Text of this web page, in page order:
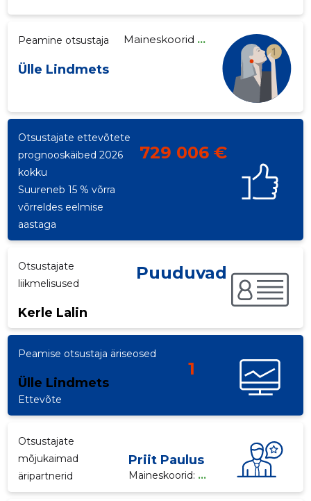
Peamine otsustaja
Ülle Lindmets
Maineskoorid ...
Otsustajate ettevõtete
prognooskäibed 2026
kokku
729 006 €
Suureneb 15 % võrra
võrreldes eelmise
aastaga
Otsustajate
liikmelisused
Kerle Lalin
Puuduvad
Peamise otsustaja äriseosed
Ülle Lindmets
1
Ettevõte
Otsustajate
mõjukaimad
äripartnerid
Priit Paulus
Maineskoorid: ...